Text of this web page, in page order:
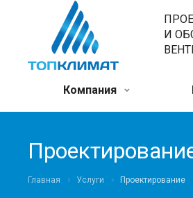
И
Компания
Главная Услуги Проектирование